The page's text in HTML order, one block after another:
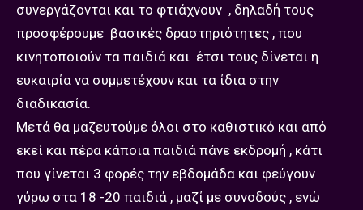
συνεργάζονται και το φτιάχνουν , δηλαδή τους
προσφέρουμε βασικές δραστηριότητες , που
κινητοποιούν τα παιδιά και έτσι τους δίνεται η
ευκαιρία να συμμετέχουν και τα ίδια στην
διαδικασία.
Μετά θα μαζευτούμε όλοι στο καθιστικό και από
εκεί και πέρα κάποια παιδιά πάνε εκδρομή , κάτι
που γίνεται 3 φορές την εβδομάδα και φεύγουν
γύρω στα 18 -20 παιδιά , μαζί με συνοδούς , ενώ